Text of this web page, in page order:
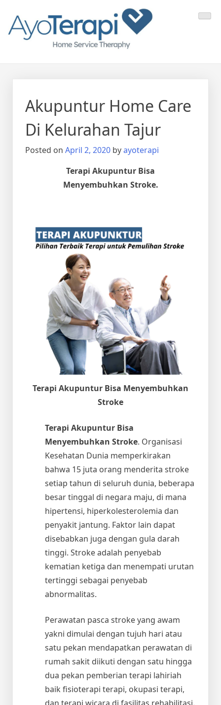
content
Ayo Terapi
Akupuntur Home Care
Di Kelurahan Tajur
Posted on April 2, 2020 byayoterapi
Terapi Akupuntur Bisa
Menyembuhkan Stroke.
Terapi Akupuntur Bisa Menyembuhkan
Stroke
Terapi Akupuntur Bisa
Menyembuhkan Stroke. Organisasi
Kesehatan Dunia memperkirakan
bahwa 15 juta orang menderita stroke
setiap tahun di seluruh dunia, beberapa
besar tinggal di negara maju, di mana
hipertensi, hiperkolesterolemia dan
penyakit jantung. Faktor lain dapat
disebabkan juga dengan gula darah
tinggi. Stroke adalah penyebab
kematian ketiga dan menempati urutan
tertinggi sebagai penyebab
abnormalitas.
Perawatan pasca stroke yang awam
yakni dimulai dengan tujuh hari atau
satu pekan mendapatkan perawatan di
rumah sakit diikuti dengan satu hingga
dua pekan pemberian terapi lahiriah
baik fisioterapi terapi, okupasi terapi,